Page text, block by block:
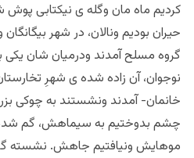
کردیم ماه مان وگله ی نیکتابی پوش
حیران بودیم ونالان، در شهر
گروه مسلح آمدند ودرمیان شان
نوجوان، آن زاده شده ی شهرِ
خانمان- آمدند ونشستند به چوکی
چشم بدوختیم به سیماهش، گم شده
موهایش ونیافتیم جاهش. نشسته گان